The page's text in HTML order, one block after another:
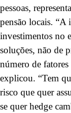
pessoas,
pensão locais.
investimentos no
soluções, não de
número de
explicou. “Tem
risco que quer
se quer hedge